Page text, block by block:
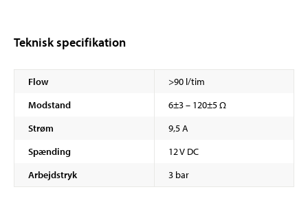
Teknisk specifikation
Flow
>90 l/tim
Modstand
6±3 – 120±5 Ω
Strøm
9,5 A
Spænding
12 V DC
Arbejdstryk
3 bar